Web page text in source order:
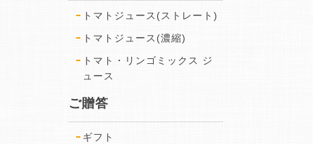
トマトジュース(ストレート)
トマトジュース(濃縮)
トマト・リンゴミックス ジ
ュース
ご贈答
ギフト